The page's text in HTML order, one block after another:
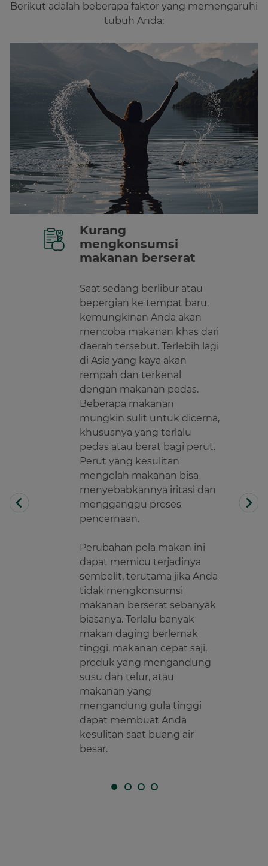
Berikut adalah beberapa faktor yang memengaruhi
tubuh Anda:
Kurang
mengkonsumsi
makanan berserat
Saat sedang berlibur atau
bepergian ke tempat baru,
kemungkinan Anda akan
mencoba makanan khas dari
daerah tersebut. Terlebih lagi
di Asia yang kaya akan
rempah dan terkenal
dengan makanan pedas.
Beberapa makanan
mungkin sulit untuk dicerna,
khususnya yang terlalu
pedas atau berat bagi perut.
Perut yang kesulitan
mengolah makanan bisa
menyebabkannya iritasi dan
mengganggu proses
pencernaan.
Perubahan pola makan ini
dapat memicu terjadinya
sembelit, terutama jika Anda
tidak mengkonsumsi
makanan berserat sebanyak
biasanya. Terlalu banyak
makan daging berlemak
tinggi, makanan cepat saji,
produk yang mengandung
susu dan telur, atau
makanan yang
mengandung gula tinggi
dapat membuat Anda
kesulitan saat buang air
besar.